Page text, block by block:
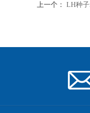
上一个： LH种